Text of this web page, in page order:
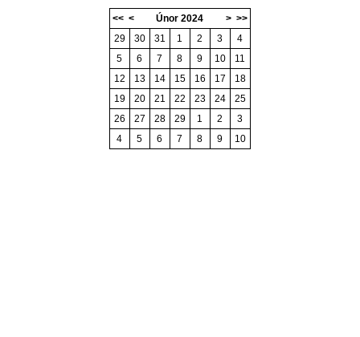
<< < > >>
Únor 2024
29
30 31 1 2 3
4
5
6 7 8 9 10
11
12
13 14 15 16 17
18
19
20 21 22 23 24
25
26
27 28 29 1 2
3
4
5 6 7 8 9 10